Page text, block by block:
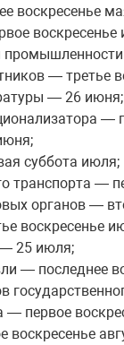
воскресенье
воскресенье
— третье
— 26 июня;
—
суббота июля;
транспорта —
органов —
воскресенье
25 июля;
— последнее
первое
воскресенье